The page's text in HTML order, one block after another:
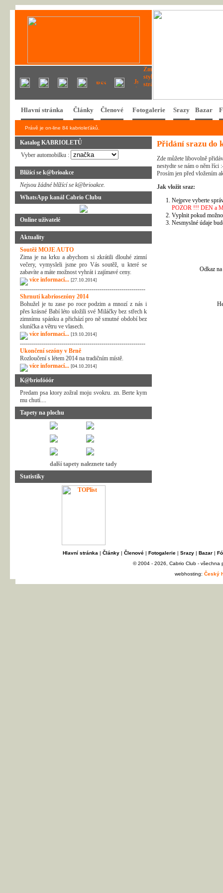
Hlavní stránka Články Členové Fotogalerie Srazy Bazar
Právě je on-line 84 kabrioleťáků.
Katalog KABRIOLETŮ
Vyber automobilku :
Blížící se k@brioakce
Nejsou žádné blížící se k@brioakce.
WhatsApp kanál Cabrio Clubu
Online uživatelé
Aktuality
Soutěž MOJE AUTO
Zima je na krku a abychom si zkrátili dlouhé zimní
večery, vymysleli jsme pro Vás soutěž, u které se
zabavíte a máte možnost vyhrát i zajímavé ceny.
více informací... [27.10.2014]
---------------------------------------------------------------
Shrnutí kabriosezóny 2014
Bohužel je tu zase po roce podzim a mnozí z nás i
přes krásné Babí léto uložili své Miláčky bez střech k
zimnímu spánku a přichází pro ně smutné období bez
sluníčka a větru ve vlasech.
více informací... [19.10.2014]
---------------------------------------------------------------
Ukončení sezóny v Brně
Rozloučení s létem 2014 na tradičním místě.
více informací... [04.10.2014]
K@briofóóór
Predam psa ktory zožral moju svokru. zn. Berte kym
mu chutí....
Tapety na plochu
další tapety naleznete tady
Statistiky
Přidání srazu do
Zde můžete libovolně
nestydte se nám o něm říci
Prosím jen před vložením
Jak vložit sraz:
Nejprve vyberte
POZOR !!! DEN a
Vyplnit pokud
Nesmyslné údaje
Odkaz
Hlavní stránka | Články| Členové| Fotogalerie| Srazy| Bazar|
© 2004 - 2026, Cabrio Club - všechna
webhosting: Český